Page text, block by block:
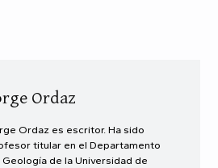
Ordaz
Ordaz es escritor. Ha sido
titular en el Departamento
Geología de la Universidad de